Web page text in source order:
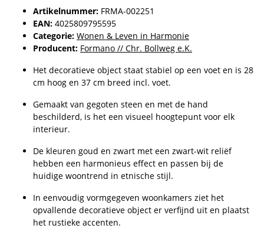
Artikelnummer: FRMA-002251
EAN: 4025809795595
Categorie: Wonen & Leven in Harmonie
Producent: Formano // Chr. Bollweg e.K.
Het decoratieve object staat stabiel op een voet en is 28
cm hoog en 37 cm breed incl. voet.
Gemaakt van gegoten steen en met de hand
beschilderd, is het een visueel hoogtepunt voor elk
interieur.
De kleuren goud en zwart met een zwart-wit reliëf
hebben een harmonieus effect en passen bij de
huidige woontrend in etnische stijl.
In eenvoudig vormgegeven woonkamers ziet het
opvallende decoratieve object er verfijnd uit en plaatst
het rustieke accenten.